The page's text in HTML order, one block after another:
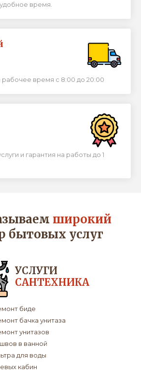
время.
рабочее время с 8:00 до 20:00
и гарантия на работы до 1
широкий
бытовых услуг
УСЛУГИ
САНТЕХНИКА
биде
бачка унитаза
унитазов
в ванной
для воды
кабин